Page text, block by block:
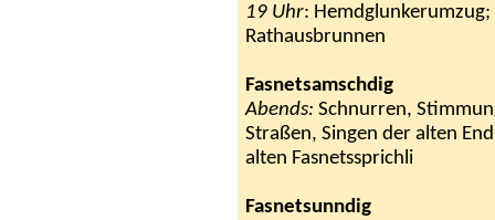
19 Uhr:
Rathausbrunnen
Fasnetsamschdig
Abends: Schnurren,
Straßen, Singen der alten
alten Fasnetssprichli
Fasnetsunndig